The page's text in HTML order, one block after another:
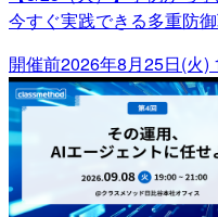
今すぐ実践できる多重防
開催前2026年8月25日(火)